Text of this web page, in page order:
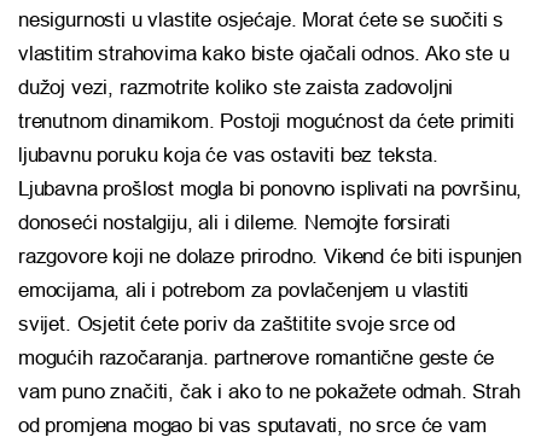
nesigurnosti u vlastite osjećaje. Morat ćete se suočiti s
vlastitim strahovima kako biste ojačali odnos. Ako ste u
dužoj vezi, razmotrite koliko ste zaista zadovoljni
trenutnom dinamikom. Postoji mogućnost da ćete primiti
ljubavnu poruku koja će vas ostaviti bez teksta.
Ljubavna prošlost mogla bi ponovno isplivati na površinu,
donoseći nostalgiju, ali i dileme. Nemojte forsirati
razgovore koji ne dolaze prirodno. Vikend će biti ispunjen
emocijama, ali i potrebom za povlačenjem u vlastiti
svijet. Osjetit ćete poriv da zaštitite svoje srce od
mogućih razočaranja. partnerove romantične geste će
vam puno značiti, čak i ako to ne pokažete odmah. Strah
od promjena mogao bi vas sputavati, no srce će vam